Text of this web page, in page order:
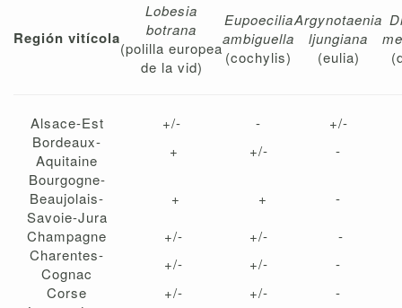
Región vitícola
Lobesia
botrana
(polilla europea
de la vid)
Eupoecilia
ambiguella
(cochylis)
Argynotaenia
ljungiana
(eulia)
Alsace-Est +/- -
+/-
Bordeaux-
Aquitaine
+ +/-
-
Bourgogne-
Beaujolais-
Savoie-Jura
+ +
-
Champagne
+/- +/-
-
Charentes-
Cognac
+/- +/-
-
Corse
+/- +/-
-